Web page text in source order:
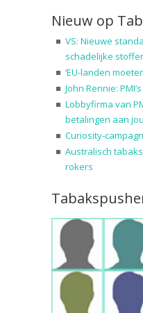
Nieuw op
VS: Nieuwe
schadelijke
‘EU-landen
John Rennie:
Lobbyfirma van
betalingen aan
Curiosity-
Australisch
rokers